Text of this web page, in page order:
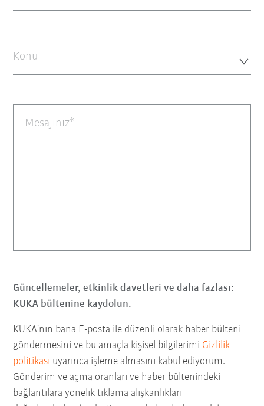
Konu
Mesajınız
Güncellemeler, etkinlik davetleri ve daha fazlası:
KUKA bültenine kaydolun.
KUKA'nın bana E-posta ile düzenli olarak haber bülteni
göndermesini ve bu amaçla kişisel bilgilerimi Gizlilik
politikası uyarınca işleme almasını kabul ediyorum.
Gönderim ve açma oranları ve haber bültenindeki
bağlantılara yönelik tıklama alışkanlıkları